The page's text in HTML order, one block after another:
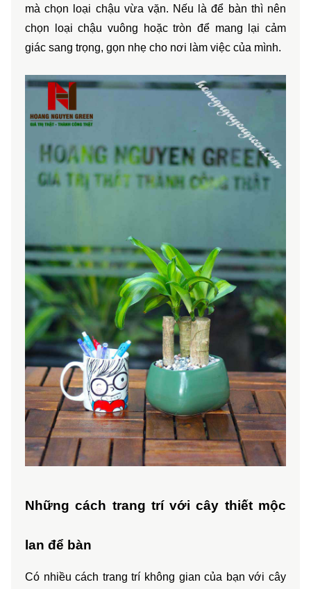
mà chọn loại chậu vừa vặn. Nếu là để bàn thì nên
chọn loại chậu vuông hoặc tròn để mang lại cảm
giác sang trọng, gọn nhẹ cho nơi làm việc của mình.
Những cách trang trí với cây thiết mộc
lan để bàn
Có nhiều cách trang trí không gian của bạn với cây